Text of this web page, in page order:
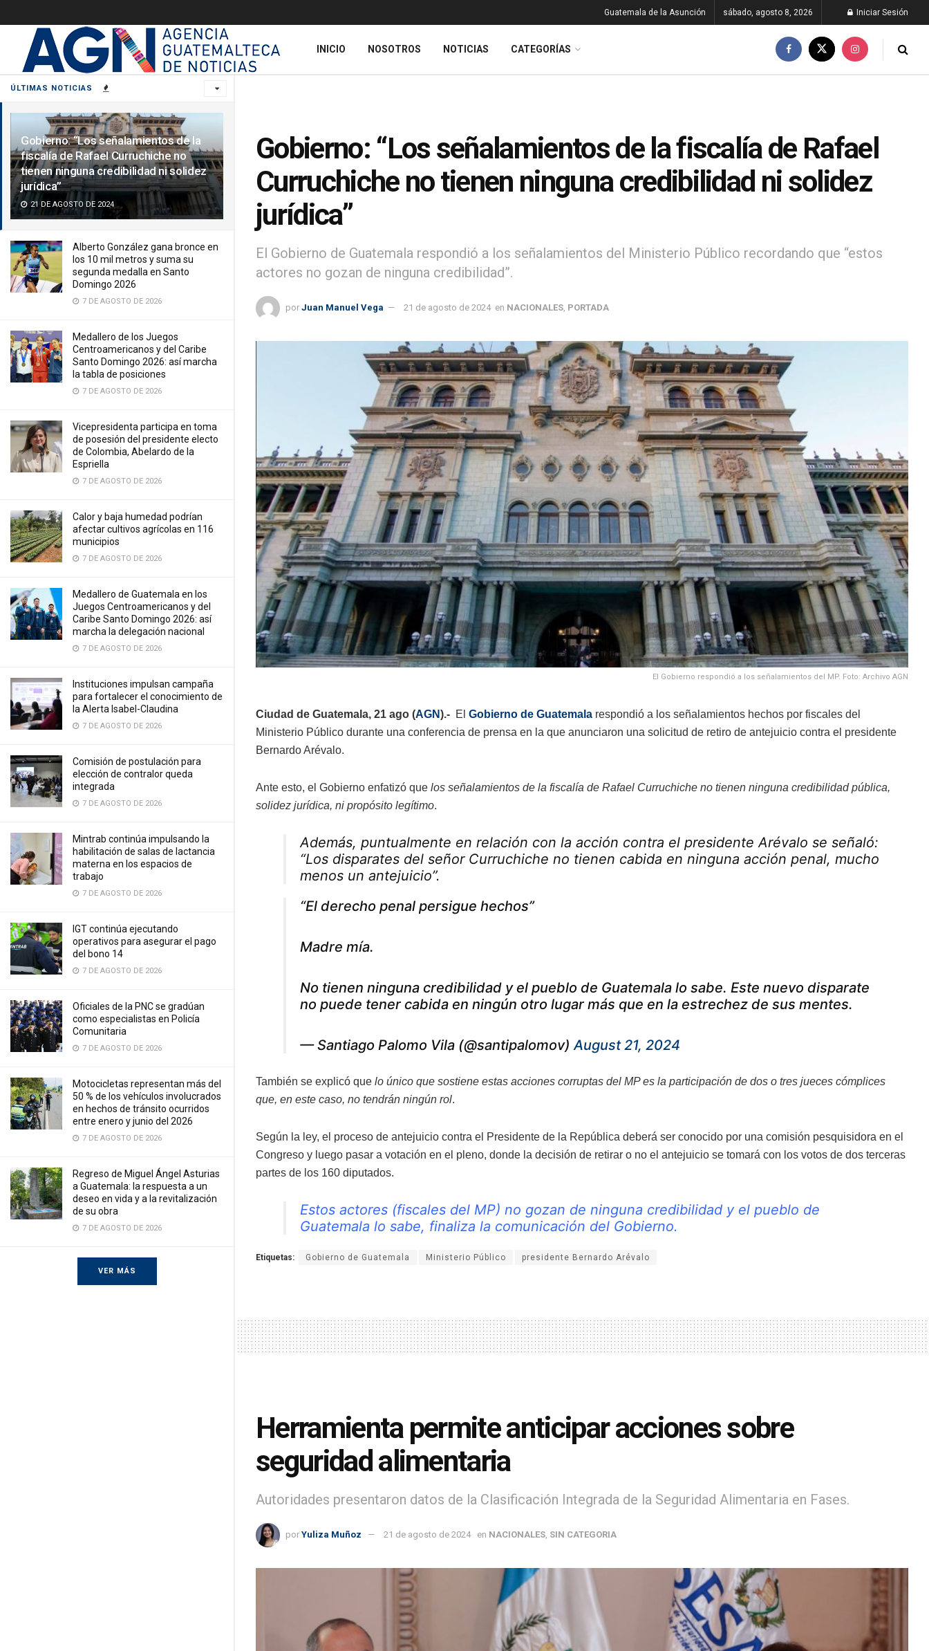
ÚLTIMAS NOTICIAS
Gobierno: “Los señalamientos de la
fiscalía de Rafael Curruchiche no
tienen ninguna credibilidad ni solidez
jurídica”
21 DE AGOSTO DE 2024
Alberto González gana bronce en
los 10 mil metros y suma su
segunda medalla en Santo
Domingo 2026
7 DE AGOSTO DE 2026
Medallero de los Juegos
Centroamericanos y del Caribe
Santo Domingo 2026: así marcha
la tabla de posiciones
7 DE AGOSTO DE 2026
Vicepresidenta participa en toma
de posesión del presidente electo
de Colombia, Abelardo de la
Espriella
7 DE AGOSTO DE 2026
Calor y baja humedad podrían
afectar cultivos agrícolas en 116
municipios
7 DE AGOSTO DE 2026
Medallero de Guatemala en los
Juegos Centroamericanos y del
Caribe Santo Domingo 2026: así
marcha la delegación nacional
7 DE AGOSTO DE 2026
Instituciones impulsan campaña
para fortalecer el conocimiento de
la Alerta Isabel-Claudina
7 DE AGOSTO DE 2026
Comisión de postulación para
elección de contralor queda
integrada
7 DE AGOSTO DE 2026
Mintrab continúa impulsando la
habilitación de salas de lactancia
materna en los espacios de
trabajo
7 DE AGOSTO DE 2026
IGT continúa ejecutando
operativos para asegurar el pago
del bono 14
7 DE AGOSTO DE 2026
Oficiales de la PNC se gradúan
como especialistas en Policía
Comunitaria
7 DE AGOSTO DE 2026
Motocicletas representan más del
50 % de los vehículos involucrados
en hechos de tránsito ocurridos
entre enero y junio del 2026
7 DE AGOSTO DE 2026
Regreso de Miguel Ángel Asturias
a Guatemala: la respuesta a un
deseo en vida y a la revitalización
de su obra
7 DE AGOSTO DE 2026
VER MÁS
Guatemala de la Asunción sábado, agosto 8, 2026 Iniciar Sesión
INICIO NOSOTROS NOTICIAS CATEGORÍAS
Gobierno: “Los señalamientos de la fiscalía de Rafael
Curruchiche no tienen ninguna credibilidad ni solidez
jurídica”
El Gobierno de Guatemala respondió a los señalamientos del Ministerio Público recordando que “estos
actores no gozan de ninguna credibilidad”.
por Juan Manuel Vega 21 de agosto de 2024 en NACIONALES PORTADA
El Gobierno respondió a los señalamientos del MP. Foto: Archivo AGN
Ciudad de Guatemala, 21 ago (AGN).- El Gobierno de Guatemala respondió a los señalamientos hechos por fiscales del
Ministerio Público durante una conferencia de prensa en la que anunciaron una solicitud de retiro de antejuicio contra el presidente
Bernardo Arévalo.
Ante esto, el Gobierno enfatizó que los señalamientos de la fiscalía de Rafael Curruchiche no tienen ninguna credibilidad pública,
solidez jurídica, ni propósito legítimo.
Además, puntualmente en relación con la acción contra el presidente Arévalo se señaló:
“Los disparates del señor Curruchiche no tienen cabida en ninguna acción penal, mucho
menos un antejuicio”.
“El derecho penal persigue hechos”
Madre mía.
No tienen ninguna credibilidad y el pueblo de Guatemala lo sabe. Este nuevo disparate
no puede tener cabida en ningún otro lugar más que en la estrechez de sus mentes.
— Santiago Palomo Vila (@santipalomov) August 21, 2024
También se explicó que lo único que sostiene estas acciones corruptas del MP es la participación de dos o tres jueces cómplices
que, en este caso, no tendrán ningún rol.
Según la ley, el proceso de antejuicio contra el Presidente de la República deberá ser conocido por una comisión pesquisidora en el
Congreso y luego pasar a votación en el pleno, donde la decisión de retirar o no el antejuicio se tomará con los votos de dos terceras
partes de los 160 diputados.
Estos actores (fiscales del MP) no gozan de ninguna credibilidad y el pueblo de
Guatemala lo sabe, finaliza la comunicación del Gobierno.
Etiquetas: Gobierno de Guatemala Ministerio Público presidente Bernardo Arévalo
Herramienta permite anticipar acciones sobre
seguridad alimentaria
Autoridades presentaron datos de la Clasificación Integrada de la Seguridad Alimentaria en Fases.
por Yuliza Muñoz 21 de agosto de 2024 en NACIONALES SIN CATEGORIA